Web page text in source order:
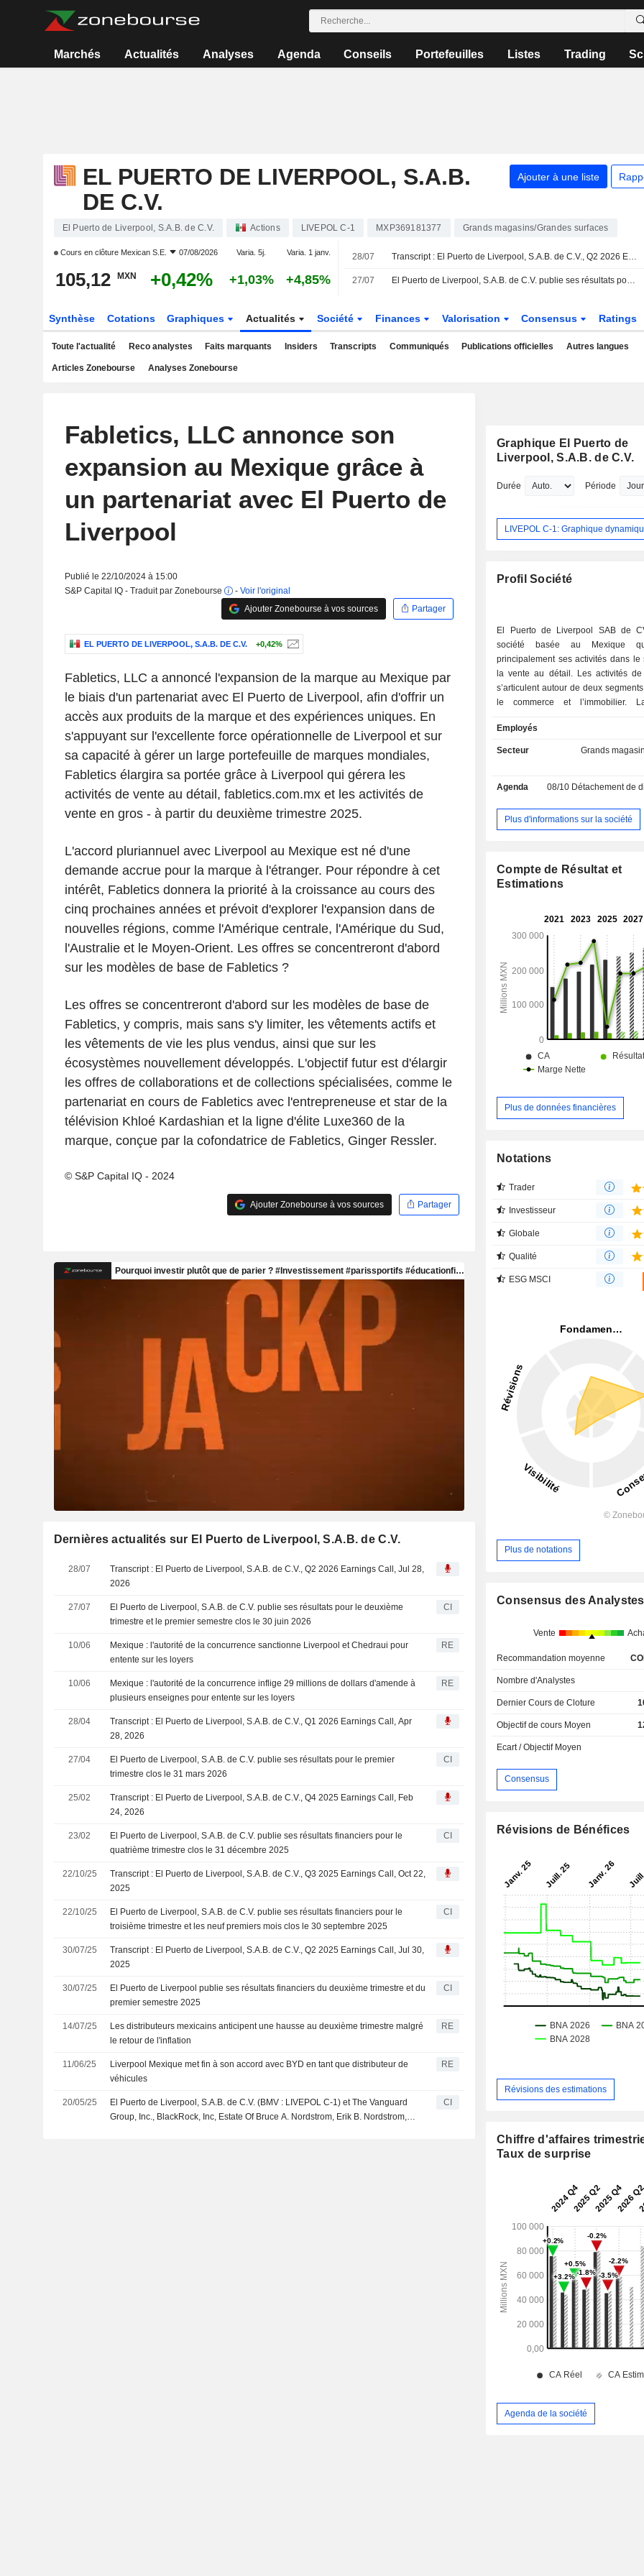
Marchés Actualités Analyses Agenda Conseils Portefeuilles Listes Trading
EL PUERTO DE LIVERPOOL, S.A.B.
DE C.V.
Ajouter à une liste
El Puerto de Liverpool, S.A.B. de C.V. Actions LIVEPOL C-1 MXP369181377 Grands magasins/Grandes surfaces
Cours en clôture Mexican S.E. 07/08/2026 Varia. 5j. Varia. 1 janv.
105,12 MXN +0,42% +1,03% +4,85%
28/07 Transcript : El Puerto de Liverpool, S.A.B. de C.V., Q2 2026 Earnings Call, Jul 28, 2026
27/07 El Puerto de Liverpool, S.A.B. de C.V. publie ses résultats pour le deuxième trimestre et le premier semestre clos le 30 juin 2026
Synthèse Cotations Graphiques Actualités Société Finances Valorisation Consensus Ratings
Toute l'actualité Reco analystes Faits marquants Insiders Transcripts Communiqués Publications officielles Autres langues
Articles Zonebourse Analyses Zonebourse
Fabletics, LLC annonce son
expansion au Mexique grâce à
un partenariat avec El Puerto de
Liverpool
Publié le 22/10/2024 à 15:00
S&P Capital IQ - Traduit par Zonebourse
- Voir l'original
Ajouter Zonebourse à vos sources
Partager
EL PUERTO DE LIVERPOOL, S.A.B. DE C.V. +0,42%
Fabletics, LLC a annoncé l'expansion de la marque au Mexique par
le biais d'un partenariat avec El Puerto de Liverpool, afin d'offrir un
accès aux produits de la marque et des expériences uniques. En
s'appuyant sur l'excellente force opérationnelle de Liverpool et sur
sa capacité à gérer un large portefeuille de marques mondiales,
Fabletics élargira sa portée grâce à Liverpool qui gérera les
activités de vente au détail, fabletics.com.mx et les activités de
vente en gros - à partir du deuxième trimestre 2025.
L'accord pluriannuel avec Liverpool au Mexique est né d'une
demande accrue pour la marque à l'étranger. Pour répondre à cet
intérêt, Fabletics donnera la priorité à la croissance au cours des
cinq prochaines années et prévoit d'explorer l'expansion dans de
nouvelles régions, comme l'Amérique centrale, l'Amérique du Sud,
l'Australie et le Moyen-Orient. Les offres se concentreront d'abord
sur les modèles de base de Fabletics ?
Les offres se concentreront d'abord sur les modèles de base de
Fabletics, y compris, mais sans s'y limiter, les vêtements actifs et
les vêtements de vie les plus vendus, ainsi que sur les
écosystèmes nouvellement développés. L'objectif futur est d'élargir
les offres de collaborations et de collections spécialisées, comme le
partenariat en cours de Fabletics avec l'entrepreneuse et star de la
télévision Khloé Kardashian et la ligne d'élite Luxe360 de la
marque, conçue par la cofondatrice de Fabletics, Ginger Ressler.
© S&P Capital IQ - 2024
Ajouter Zonebourse à vos sources Partager
Dernières actualités sur El Puerto de Liverpool, S.A.B. de C.V.
28/07
Transcript : El Puerto de Liverpool, S.A.B. de C.V., Q2 2026 Earnings Call, Jul 28,
2026
27/07
El Puerto de Liverpool, S.A.B. de C.V. publie ses résultats pour le deuxième
trimestre et le premier semestre clos le 30 juin 2026
CI
10/06
Mexique : l'autorité de la concurrence sanctionne Liverpool et Chedraui pour
entente sur les loyers
RE
10/06
Mexique : l'autorité de la concurrence inflige 29 millions de dollars d'amende à
plusieurs enseignes pour entente sur les loyers
RE
28/04
Transcript : El Puerto de Liverpool, S.A.B. de C.V., Q1 2026 Earnings Call, Apr
28, 2026
27/04
El Puerto de Liverpool, S.A.B. de C.V. publie ses résultats pour le premier
trimestre clos le 31 mars 2026
CI
25/02
Transcript : El Puerto de Liverpool, S.A.B. de C.V., Q4 2025 Earnings Call, Feb
24, 2026
23/02
El Puerto de Liverpool, S.A.B. de C.V. publie ses résultats financiers pour le
quatrième trimestre clos le 31 décembre 2025
CI
22/10/25
Transcript : El Puerto de Liverpool, S.A.B. de C.V., Q3 2025 Earnings Call, Oct 22,
2025
22/10/25
El Puerto de Liverpool, S.A.B. de C.V. publie ses résultats financiers pour le
troisième trimestre et les neuf premiers mois clos le 30 septembre 2025
CI
30/07/25
Transcript : El Puerto de Liverpool, S.A.B. de C.V., Q2 2025 Earnings Call, Jul 30,
2025
30/07/25
El Puerto de Liverpool publie ses résultats financiers du deuxième trimestre et du
premier semestre 2025
CI
14/07/25
Les distributeurs mexicains anticipent une hausse au deuxième trimestre malgré
le retour de l'inflation
RE
11/06/25
Liverpool Mexique met fin à son accord avec BYD en tant que distributeur de
véhicules
RE
20/05/25
El Puerto de Liverpool, S.A.B. de C.V. (BMV : LIVEPOL C-1) et The Vanguard
Group, Inc., BlackRock, Inc, Estate Of Bruce A. Nordstrom, Erik B. Nordstrom,
CI
Graphique El Puerto de
Liverpool, S.A.B. de C.V.
Durée Période
LIVEPOL C-1: Graphique
Profil Société
El Puerto de Liverpool SAB de
société basée au Mexique
principalement ses activités dans le
la vente au détail. Les activités
s’articulent autour de deux
le commerce et l’immobilier.
de marchandises dans des grands
des boutiques hors taxes. Ses
comprennent notamment Liverpool
de la gestion, de l'exploitation et de
commerciaux. Par le biais d'une
non bancaire, la société propose
implantée dans plusieurs États
filiales comprennent notamment
CV et Bodegas Liverpool SA de CV.
Employés
Secteur
Grands
Agenda 08/10 Détachement de
Plus d'informations sur la société
Compte de Résultat et
Estimations
Plus de données financières
Notations
Trader
Investisseur
Globale
Qualité
ESG MSCI
Plus de notations
Consensus des Analystes
Vente
Recommandation moyenne
Nombre d'Analystes
Dernier Cours de Cloture
Objectif de cours Moyen
Ecart / Objectif Moyen
Consensus
Révisions de Bénéfices
Révisions des estimations
Chiffre d'affaires
Taux de surprise
Agenda de la société